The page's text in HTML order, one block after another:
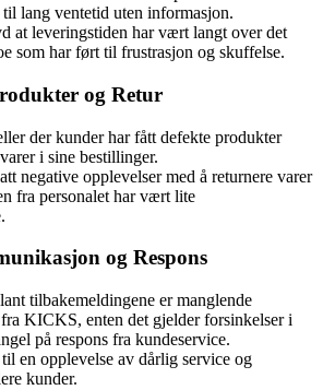
til lang ventetid uten informasjon.
at leveringstiden har vært langt over det
som har ført til frustrasjon og skuffelse.
og Retur
der kunder har fått defekte produkter
i sine bestillinger.
negative opplevelser med å returnere varer
fra personalet har vært lite
og Respons
tilbakemeldingene er manglende
KICKS, enten det gjelder forsinkelser i
på respons fra kundeservice.
en opplevelse av dårlig service og
kunder.